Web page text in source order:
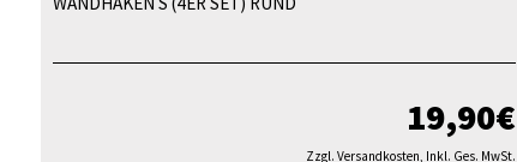
19,90€
Zzgl. Versandkosten, Inkl. Ges. MwSt.